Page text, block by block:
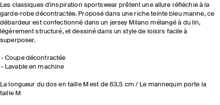
Les classiques d'inspiration sportswear prêtent une allure réfléchie à la
garde-robe décontractée. Proposé dans une riche teinte bleu marine, ce
débardeur est confectionné dans un jersey Milano mélangé à du lin,
légèrement structuré, et dessiné dans un style de loisirs facile à
superposer.
Coupe décontractée
Lavable en machine
La longueur du dos en taille M est de 63,5 cm / Le mannequin porte la
taille M